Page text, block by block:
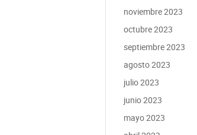
noviembre 2023
octubre 2023
septiembre 2023
agosto 2023
julio 2023
junio 2023
mayo 2023